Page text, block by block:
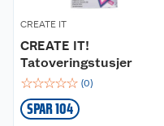
CREATE IT
CREATE IT!
Tatoveringstusjer
☆☆☆☆☆ (0)
SPAR 104